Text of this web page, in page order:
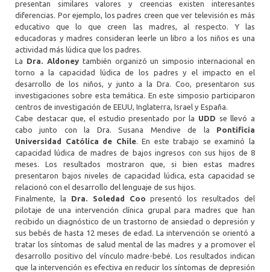
presentan similares valores y creencias existen interesantes
diferencias. Por ejemplo, los padres creen que ver televisión es más
educativo que lo que creen las madres, al respecto. Y las
educadoras y madres consideran leerle un libro a los niños es una
actividad más lúdica que los padres.
La Dra. Aldoneytambién organizó un simposio internacional en
torno a la capacidad lúdica de los padres y el impacto en el
desarrollo de los niños, y junto a la Dra. Coo, presentaron sus
investigaciones sobre esta temática. En este simposio participaron
centros de investigación de EEUU, Inglaterra, Israel y España.
Cabe destacar que, el estudio presentado por la UDD se llevó a
cabo junto con la Dra. Susana Mendive de la Pontificia
Universidad Católica de Chile. En este trabajo se examinó la
capacidad lúdica de madres de bajos ingresos con sus hijos de 8
meses. Los resultados mostraron que, si bien estas madres
presentaron bajos niveles de capacidad lúdica, esta capacidad se
relacionó con el desarrollo del lenguaje de sus hijos.
Finalmente, la Dra. Soledad Coo presentó los resultados del
pilotaje de una intervención clínica grupal para madres que han
recibido un diagnóstico de un trastorno de ansiedad o depresión y
sus bebés de hasta 12 meses de edad. La intervención se orientó a
tratar los síntomas de salud mental de las madres y a promover el
desarrollo positivo del vínculo madre-bebé. Los resultados indican
que la intervención es efectiva en reducir los síntomas de depresión